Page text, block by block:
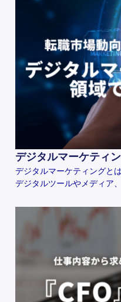
デジタルマーケティ
デジタルマーケティングと
デジタルツールやメディア